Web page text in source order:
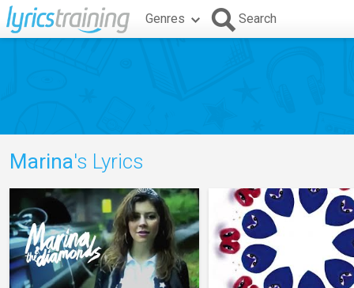
Genres Search
Marina's Lyrics